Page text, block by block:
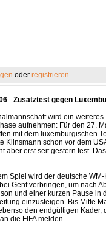
oder registrieren.
- Zusatztest gegen
wird ein weiteres
aufnehmen: Für den 27.
mit dem luxemburgischen
Klinsmann schon vor dem
aber erst seit gestern fest.
Spiel wird der deutsche
Genf verbringen, um nach
und einer kurzen Pause in
einzusteigen. Bis Mitte
den endgültigen Kader,
die FIFA melden.